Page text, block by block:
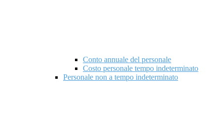
Conto annuale del personale
Costo personale tempo indeterminato
Personale non a tempo indeterminato